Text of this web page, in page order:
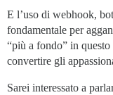
E l’uso di webhook,
fondamentale per
“più a fondo” in
convertire gli
Sarei interessato a